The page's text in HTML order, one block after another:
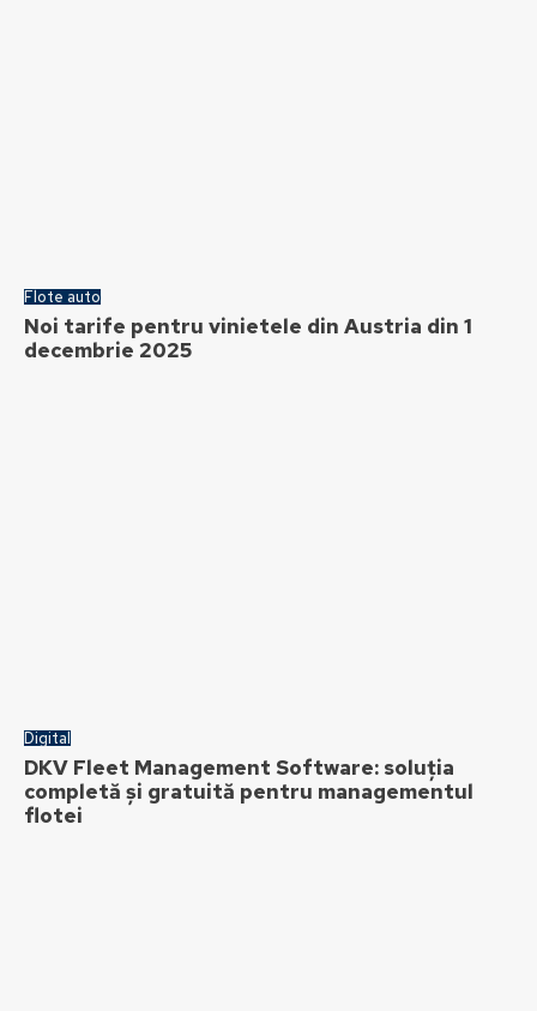
Flote auto
Noi tarife pentru vinietele din Austria din 1
decembrie 2025
Digital
DKV Fleet Management Software: soluția
completă și gratuită pentru managementul
flotei